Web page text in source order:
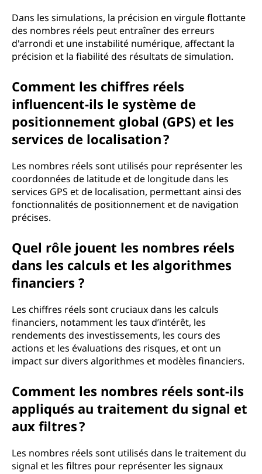
Dans les simulations, la précision en virgule flottante
des nombres réels peut entraîner des erreurs
d'arrondi et une instabilité numérique, affectant la
précision et la fiabilité des résultats de simulation.
Comment les chiffres réels
influencent-ils le système de
positionnement global (GPS) et les
services de localisation ?
Les nombres réels sont utilisés pour représenter les
coordonnées de latitude et de longitude dans les
services GPS et de localisation, permettant ainsi des
fonctionnalités de positionnement et de navigation
précises.
Quel rôle jouent les nombres réels
dans les calculs et les algorithmes
financiers ?
Les chiffres réels sont cruciaux dans les calculs
financiers, notamment les taux d’intérêt, les
rendements des investissements, les cours des
actions et les évaluations des risques, et ont un
impact sur divers algorithmes et modèles financiers.
Comment les nombres réels sont-ils
appliqués au traitement du signal et
aux filtres ?
Les nombres réels sont utilisés dans le traitement du
signal et les filtres pour représenter les signaux